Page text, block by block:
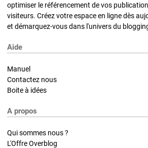
optimiser le référencement de vos
visiteurs. Créez votre espace en ligne dès
et démarquez-vous dans l'univers du
Aide
Manuel
Contactez nous
Boite à idées
A propos
Qui sommes nous ?
L'Offre Overblog